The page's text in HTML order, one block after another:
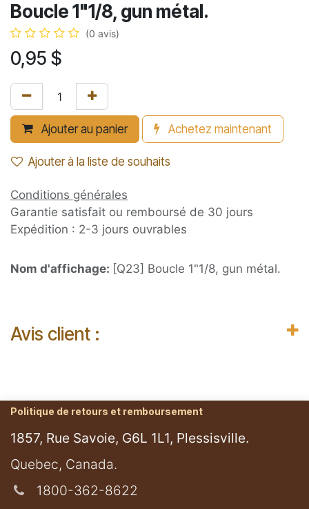
Boucle 1"1/8, gun métal.
(0 avis)
0,95 $
Ajouter au panier Achetez maintenant
Ajouter à la liste de souhaits
Conditions générales
Garantie satisfait ou remboursé de 30 jours
Expédition : 2-3 jours ouvrables
Nom d'affichage: [Q23] Boucle 1"1/8, gun métal.
Avis client :
Politique de retours et remboursement
1857, Rue Savoie, G6L 1L1, Plessisville.
​Quebec, Canada.
1800-362-8622